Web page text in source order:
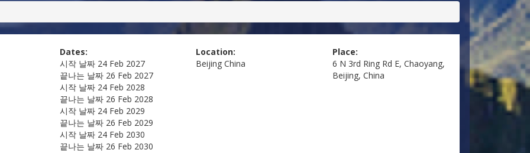
Dates:
시작 날짜 24 Feb 2027
끝나는 날짜 26 Feb 2027
시작 날짜 24 Feb 2028
끝나는 날짜 26 Feb 2028
시작 날짜 24 Feb 2029
끝나는 날짜 26 Feb 2029
시작 날짜 24 Feb 2030
끝나는 날짜 26 Feb 2030
Location:
Beijing China
Place:
6 N 3rd Ring Rd E, Chaoyang,
Beijing, China